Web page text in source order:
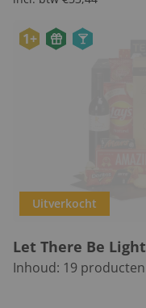
1+
Uitverkocht
Let There Be Light
Inhoud: 19 producten